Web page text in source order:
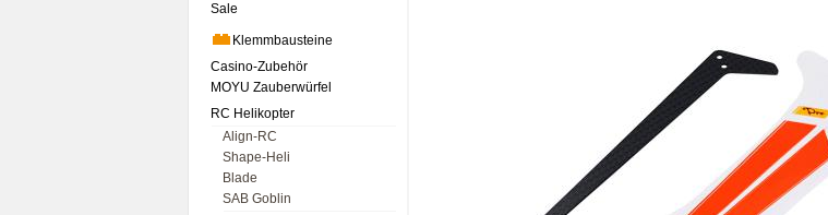
Sale
Klemmbausteine
Casino-Zubehör
MOYU Zauberwürfel
RC Helikopter
Align-RC
Shape-Heli
Blade
SAB Goblin